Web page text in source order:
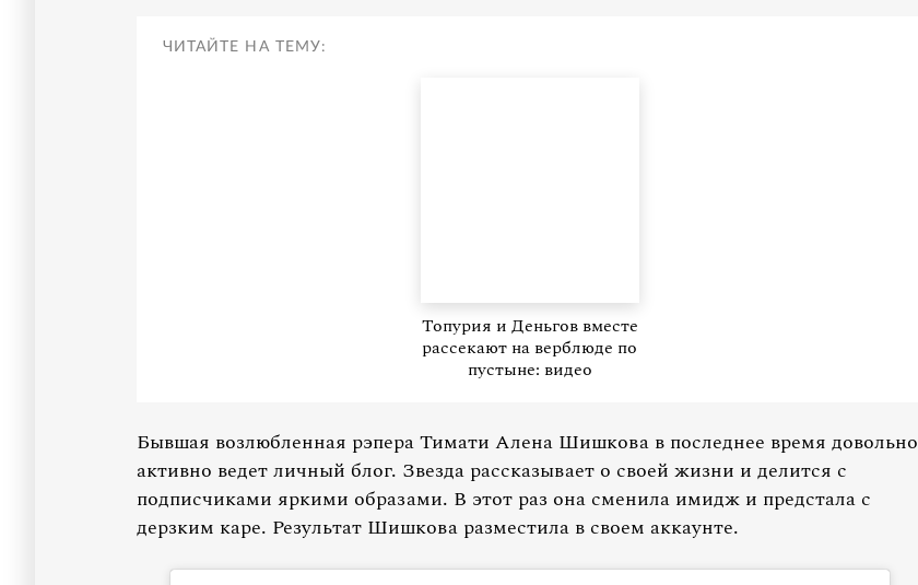
ЧИТАЙТЕ НА ТЕМУ:
Топурия и Деньгов вместе
рассекают на верблюде по
пустыне: видео
Бывшая возлюбленная рэпера Тимати Алена Шишкова в последнее время довольно
активно ведет личный блог. Звезда рассказывает о своей жизни и делится с
подписчиками яркими образами. В этот раз она сменила имидж и предстала с
дерзким каре. Результат Шишкова разместила в своем аккаунте.